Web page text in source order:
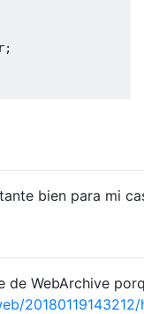
;
bien para mi
de WebArchive